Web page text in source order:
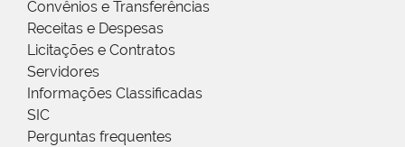
Convênios e Transferências
Receitas e Despesas
Licitações e Contratos
Servidores
Informações Classificadas
SIC
Perguntas frequentes